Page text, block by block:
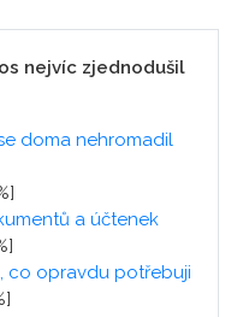
nejvíc zjednodušil
doma nehromadil
a účtenek
co opravdu potřebuji